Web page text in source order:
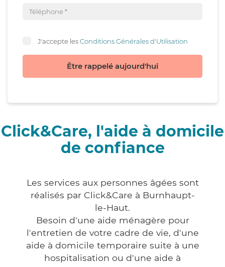
J'accepte lesConditions Générales d'Utilisation
Être rappelé aujourd'hui
Click&Care, l'aide à domicile
de confiance
Les services aux personnes âgées sont
réalisés par Click&Care à Burnhaupt-
le-Haut.
Besoin d'une aide ménagère pour
l'entretien de votre cadre de vie, d'une
aide à domicile temporaire suite à une
hospitalisation ou d'une aide à